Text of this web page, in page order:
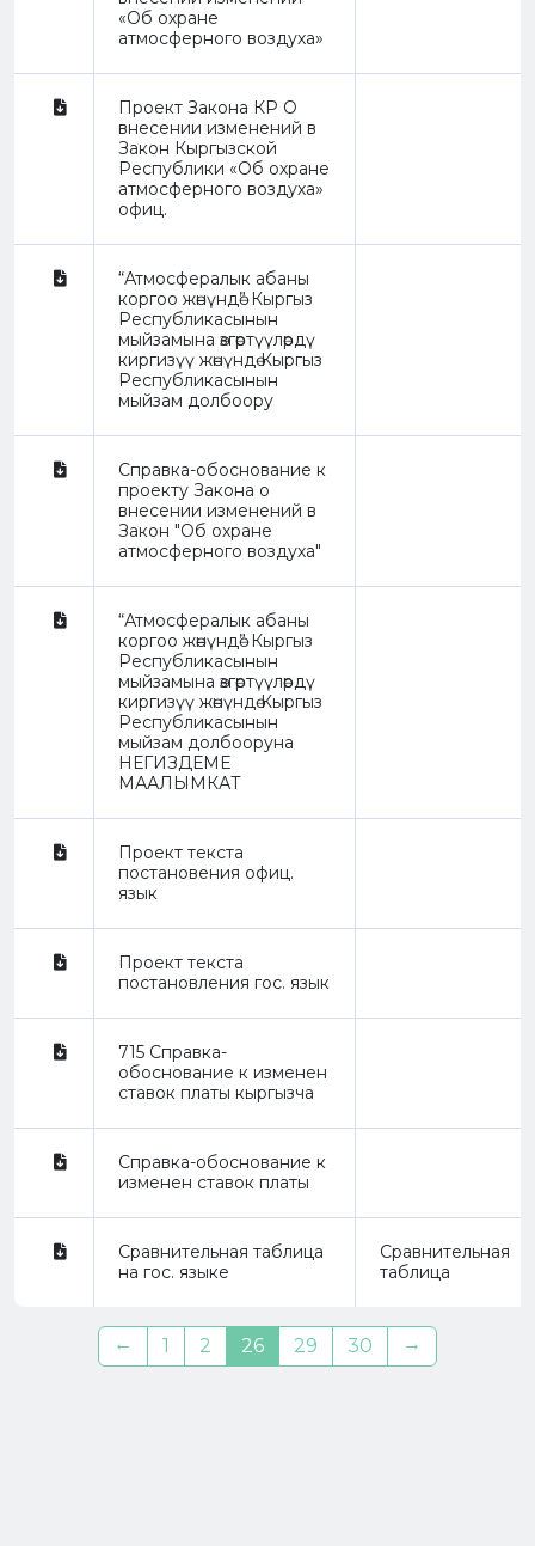
«Об охране
атмосферного воздуха»
Проект Закона КР О
внесении изменений в
Закон Кыргызской
Республики «Об охране
атмосферного воздуха»
офиц.
“Атмосфералык абаны
коргоо жөнүндө” Кыргыз
Республикасынын
мыйзамына өзгөртүүлөрдү
киргизүү жөнүндө Кыргыз
Республикасынын
мыйзам долбоору
Справка-обоснование к
проекту Закона о
внесении изменений в
Закон "Об охране
атмосферного воздуха"
“Атмосфералык абаны
коргоо жөнүндө” Кыргыз
Республикасынын
мыйзамына өзгөртүүлөрдү
киргизүү жөнүндө Кыргыз
Республикасынын
мыйзам долбооруна
НЕГИЗДЕМЕ
МААЛЫМКАТ
Проект текста
постановения офиц.
язык
Проект текста
постановления гос. язык
715 Справка-
обоснование к изменен
ставок платы кыргызча
Справка-обоснование к
изменен ставок платы
Сравнительная таблица
на гос. языке
Сравнительная
таблица
← 1 2 26 29 30 →